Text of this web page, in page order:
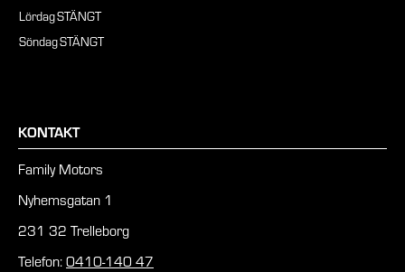
LördagSTÄNGT
SöndagSTÄNGT
KONTAKT
Family Motors
Nyhemsgatan 1
231 32 Trelleborg
Telefon:0410-140 47